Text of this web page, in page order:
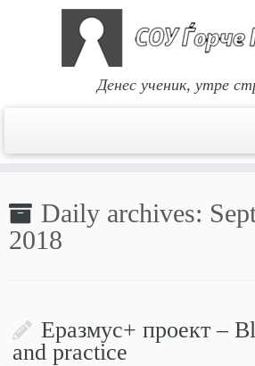
content
Денес ученик, утре
Daily archives:
2018
Еразмус+ проект –
and practice